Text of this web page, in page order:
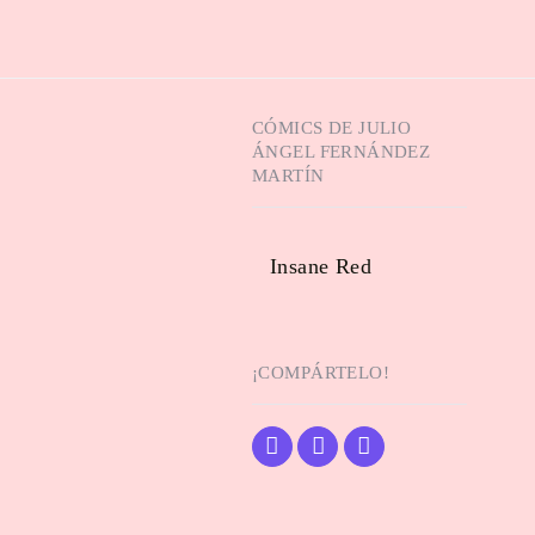
CÓMICS DEJULIO
ÁNGEL FERNÁNDEZ
MARTÍN
Insane Red
¡COMPÁRTELO!